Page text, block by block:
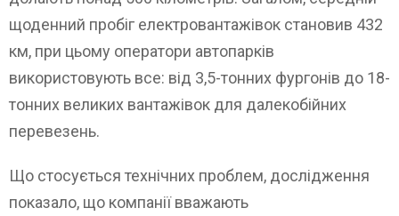
щоденний пробіг електровантажівок становив 432
км, при цьому оператори автопарків
використовують все: від 3,5-тонних фургонів до 18-
тонних великих вантажівок для далекобійних
перевезень.
Що стосується технічних проблем, дослідження
показало, що компанії вважають